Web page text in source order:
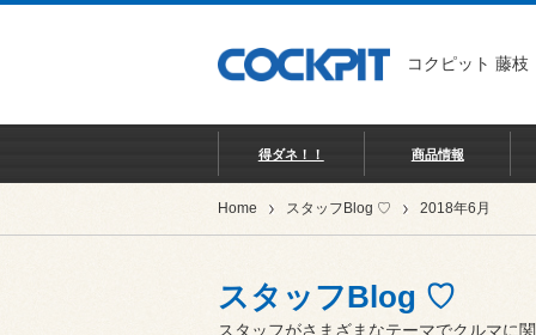
コクピット 藤枝
得ダネ！！ 商品情報
Home スタッフBlog ♡ 2018年6月
スタッフBlog ♡
スタッフがさまざまなテーマでクルマに